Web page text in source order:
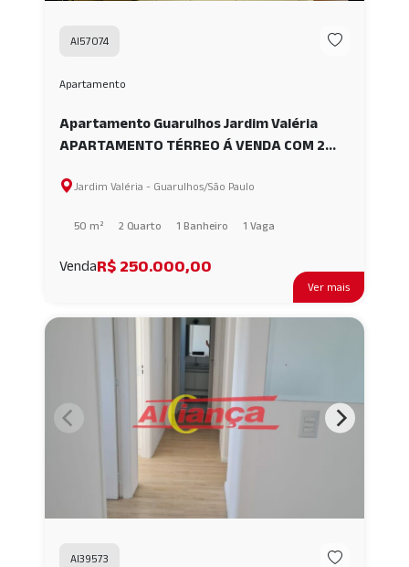
Ver mais
AI57074
Apartamento
Apartamento Guarulhos Jardim Valéria
APARTAMENTO TÉRREO Á VENDA COM 2
GUARULHOS AI57074
Jardim Valéria - Guarulhos/São Paulo
50 m² 2 Quarto 1 Banheiro 1 Vaga
VendaR$ 250.000,00
AI39573